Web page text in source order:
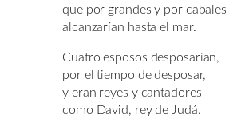
que por grandes y por cabales
alcanzarían hasta el mar.
Cuatro esposos desposarían,
por el tiempo de desposar,
y eran reyes y cantadores
como David, rey de Judá.